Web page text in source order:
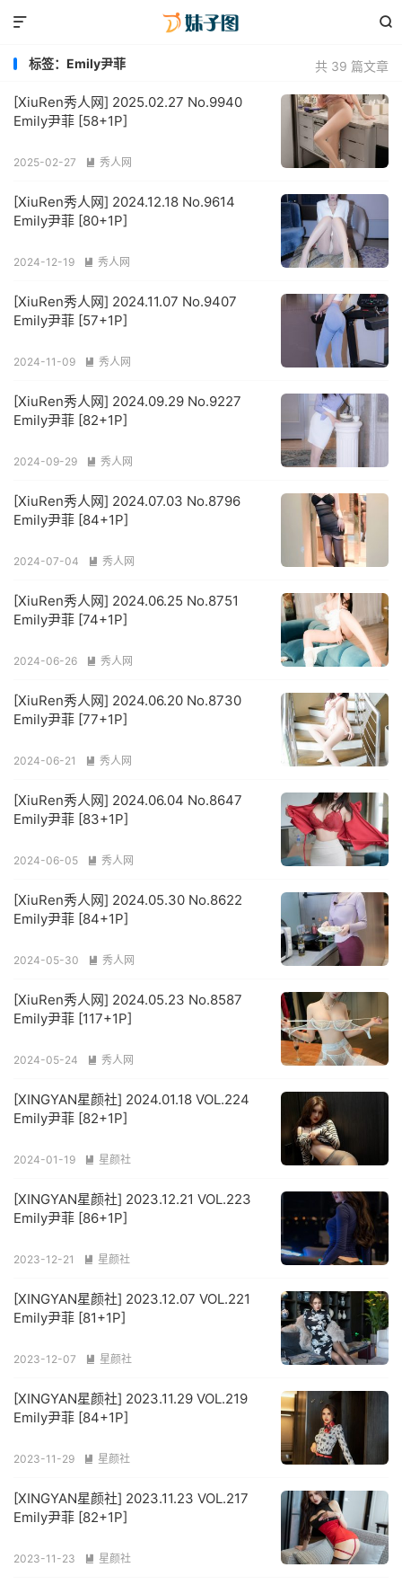


共 39 篇文章
标签：Emily尹菲
[XiuRen秀人网] 2025.02.27 No.9940
Emily尹菲 [58+1P]
2025-02-27  秀人网
[XiuRen秀人网] 2024.12.18 No.9614
Emily尹菲 [80+1P]
2024-12-19  秀人网
[XiuRen秀人网] 2024.11.07 No.9407
Emily尹菲 [57+1P]
2024-11-09  秀人网
[XiuRen秀人网] 2024.09.29 No.9227
Emily尹菲 [82+1P]
2024-09-29  秀人网
[XiuRen秀人网] 2024.07.03 No.8796
Emily尹菲 [84+1P]
2024-07-04  秀人网
[XiuRen秀人网] 2024.06.25 No.8751
Emily尹菲 [74+1P]
2024-06-26  秀人网
[XiuRen秀人网] 2024.06.20 No.8730
Emily尹菲 [77+1P]
2024-06-21  秀人网
[XiuRen秀人网] 2024.06.04 No.8647
Emily尹菲 [83+1P]
2024-06-05  秀人网
[XiuRen秀人网] 2024.05.30 No.8622
Emily尹菲 [84+1P]
2024-05-30  秀人网
[XiuRen秀人网] 2024.05.23 No.8587
Emily尹菲 [117+1P]
2024-05-24  秀人网
[XINGYAN星颜社] 2024.01.18 VOL.224
Emily尹菲 [82+1P]
2024-01-19  星颜社
[XINGYAN星颜社] 2023.12.21 VOL.223
Emily尹菲 [86+1P]
2023-12-21  星颜社
[XINGYAN星颜社] 2023.12.07 VOL.221
Emily尹菲 [81+1P]
2023-12-07  星颜社
[XINGYAN星颜社] 2023.11.29 VOL.219
Emily尹菲 [84+1P]
2023-11-29  星颜社
[XINGYAN星颜社] 2023.11.23 VOL.217
Emily尹菲 [82+1P]
2023-11-23  星颜社